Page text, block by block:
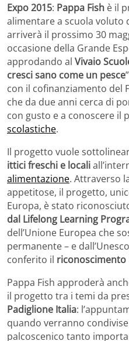
Expo 2015: Pappa Fish è il
alimentare a scuola voluto
arriverà il prossimo 30
occasione della Grande
approdando al Vivaio
cresci sano come un pesce
con il cofinanziamento del
che da due anni cerca di
con gusto e a conoscere il
scolastiche.
Il progetto vuole
ittici freschi e locali
alimentazione. Attraverso
appetitose, il progetto,
Europa, è stato
dal Lifelong Learning
dell’Unione Europea che
permanente – e
conferito il riconoscimento
Pappa Fish approderà
il progetto tra i temi da
Padiglione Italia:
quando verranno
palcoscenico tanto